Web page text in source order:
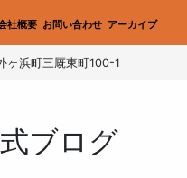
社概要 お問い合わせ アーカイブ
ヶ浜町三厩東町100-1
ブログ